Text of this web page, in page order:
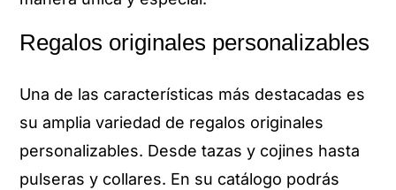
Regalos originales personalizables
Una de las características más destacadas es
su amplia variedad de regalos originales
personalizables. Desde tazas y cojines hasta
pulseras y collares. En su catálogo podrás